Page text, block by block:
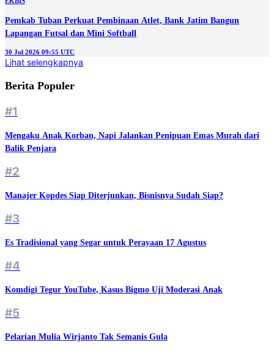
Pemkab Tuban Perkuat Pembinaan Atlet, Bank Jatim Bangun
Lapangan Futsal dan Mini Softball
30 Jul 2026 09:55 UTC
Lihat selengkapnya
Berita Populer
#1
Mengaku Anak Korban, Napi Jalankan Penipuan Emas Murah dari
Balik Penjara
#2
Manajer Kopdes Siap Diterjunkan, Bisnisnya Sudah Siap?
#3
Es Tradisional yang Segar untuk Perayaan 17 Agustus
#4
Komdigi Tegur YouTube, Kasus Bigmo Uji Moderasi Anak
#5
Pelarian Mulia Wirjanto Tak Semanis Gula